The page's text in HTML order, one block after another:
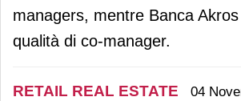
managers, mentre Banca
qualità di co-manager.
RETAIL REAL ESTATE 04